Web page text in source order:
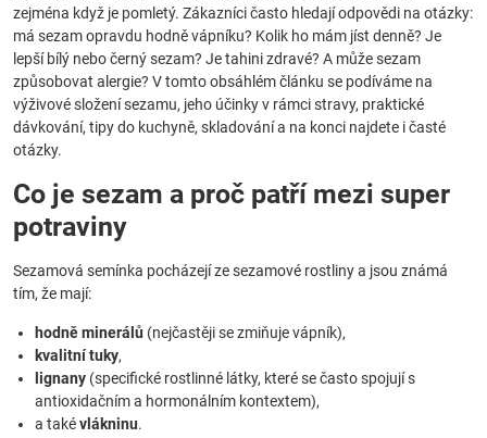
zejména když je pomletý. Zákazníci často hledají odpovědi na otázky:
má sezam opravdu hodně vápníku? Kolik ho mám jíst denně? Je
lepší bílý nebo černý sezam? Je tahini zdravé? A může sezam
způsobovat alergie? V tomto obsáhlém článku se podíváme na
výživové složení sezamu, jeho účinky v rámci stravy, praktické
dávkování, tipy do kuchyně, skladování a na konci najdete i časté
otázky.
Co je sezam a proč patří mezi super
potraviny
Sezamová semínka pocházejí ze sezamové rostliny a jsou známá
tím, že mají:
hodně minerálů (nejčastěji se zmiňuje vápník),
kvalitní tuky,
lignany (specifické rostlinné látky, které se často spojují s
antioxidačním a hormonálním kontextem),
a takévlákninu.